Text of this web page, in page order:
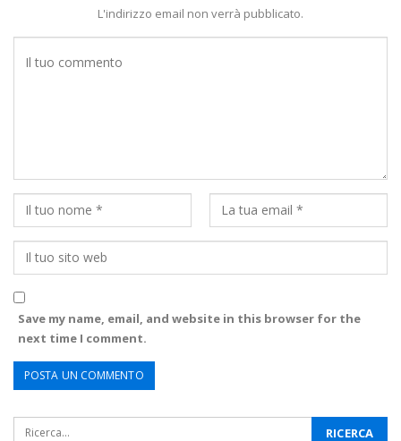
L'indirizzo email non verrà pubblicato.
Save my name, email, and website in this browser for the
next time I comment.